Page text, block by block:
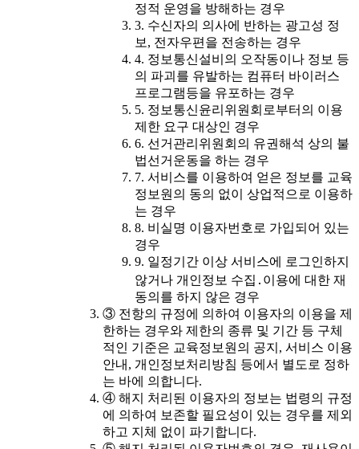
정적 운영을 방해하는 경우
3. 수신자의 의사에 반하는 광고성 정
보, 전자우편을 전송하는 경우
4. 정보통신설비의 오작동이나 정보 등
의 파괴를 유발하는 컴퓨터 바이러스
프로그램등을 유포하는 경우
5. 정보통신윤리위원회로부터의 이용
제한 요구 대상인 경우
6. 선거관리위원회의 유권해석 상의 불
법선거운동을 하는 경우
7. 서비스를 이용하여 얻은 정보를 교육
정보원의 동의 없이 상업적으로 이용하
는 경우
8. 비실명 이용자번호로 가입되어 있는
경우
9. 일정기간 이상 서비스에 로그인하지
않거나 개인정보 수집․이용에 대한 재
동의를 하지 않은 경우
③ 전항의 규정에 의하여 이용자의 이용을 제
한하는 경우와 제한의 종류 및 기간 등 구체
적인 기준은 교육정보원의 공지, 서비스 이용
안내, 개인정보처리방침 등에서 별도로 정하
는 바에 의합니다.
④ 해지 처리된 이용자의 정보는 법령의 규정
에 의하여 보존할 필요성이 있는 경우를 제외
하고 지체 없이 파기합니다.